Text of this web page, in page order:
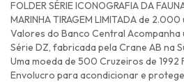
FOLDER SÉRIE ICONOGRAFIA DA
MARINHA TIRAGEM LIMITADA de
Valores do Banco Central Acompanha
Série DZ, fabricada pela Crane AB na
Uma moeda de 500 Cruzeiros de 1992
Envolucro para acondicionar e